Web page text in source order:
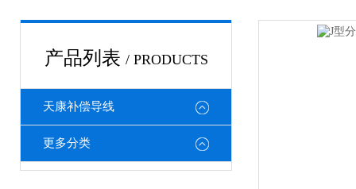
产品列表 / PRODUCTS
天康补偿导线
更多分类